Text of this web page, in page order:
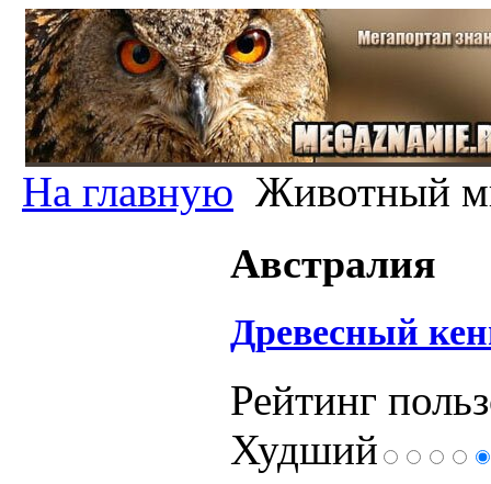
На главную Животный
Австралия
Древесный
Рейтинг
Худший